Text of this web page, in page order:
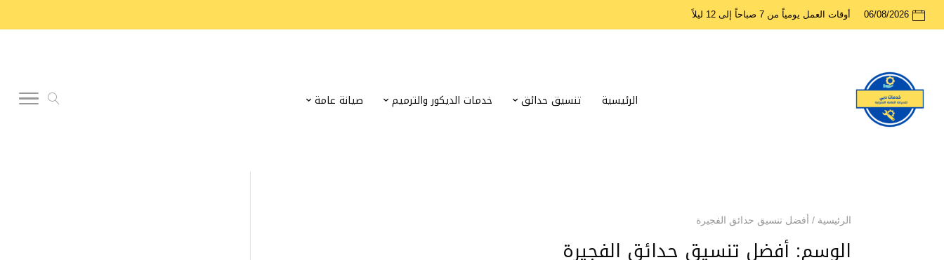
06/08/2026 أوقات العمل يومياً من 7 صباحاً إلى 12 ليلاً
الرئيسية تنسيق حدائق خدمات الديكور والترميم صيانة عامة
الرئيسية / أفضل تنسيق حدائق الفجيرة
الوسم: أفضل تنسيق حدائق الفجيرة